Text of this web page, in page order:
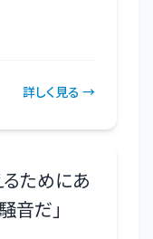
詳しく見る →
ためにあ
音だ 」